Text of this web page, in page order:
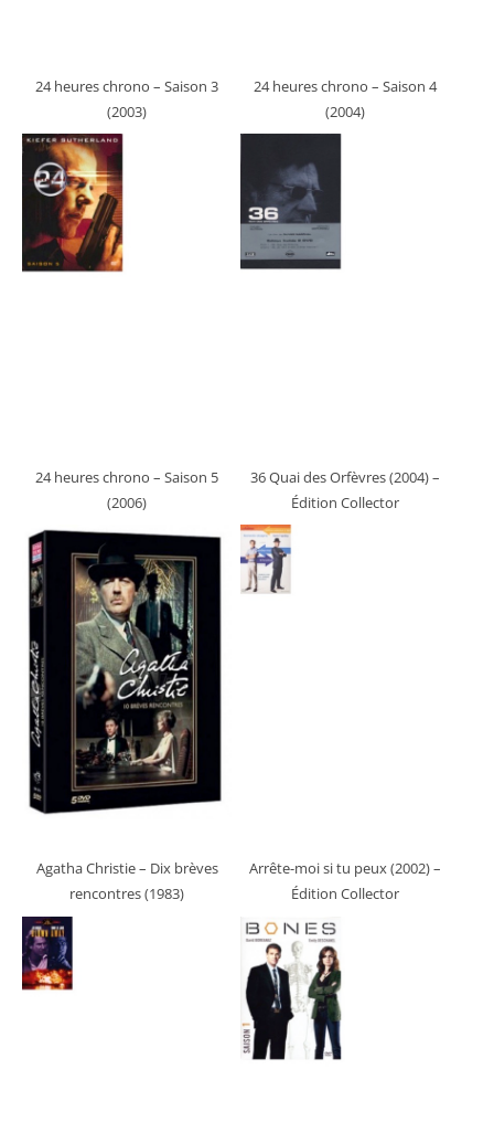
24 heures chrono – Saison 3
(2003)
24 heures chrono – Saison 4
(2004)
24 heures chrono – Saison 5
(2006)
36 Quai des Orfèvres (2004)–
Édition Collector
Agatha Christie – Dix brèves
rencontres (1983)
Arrête-moi si tu peux (2002)–
Édition Collector